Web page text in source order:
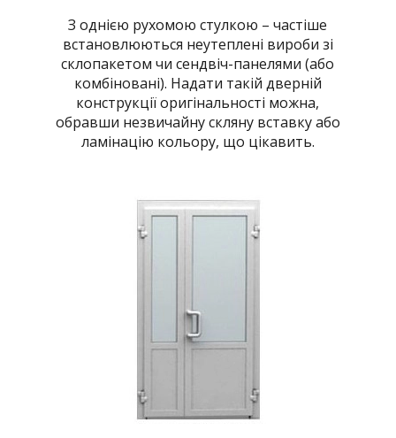
З однією рухомою стулкою – частіше
встановлюються неутеплені вироби зі
склопакетом чи сендвіч-панелями (або
комбіновані). Надати такій дверній
конструкції оригінальності можна,
обравши незвичайну скляну вставку або
ламінацію кольору, що цікавить.